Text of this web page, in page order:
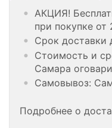
АКЦИЯ!
при покупке от
Срок доставки
Стоимость и
Самара
Самовывоз:
Подробнее о